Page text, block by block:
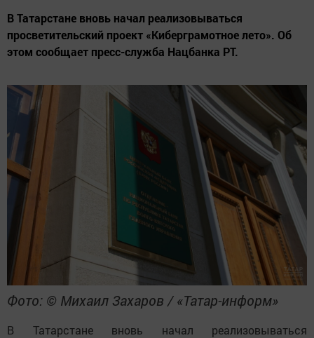
В Татарстане вновь начал реализовываться
просветительский проект «Киберграмотное лето». Об
этом сообщает пресс-служба Нацбанка РТ.
Фото: © Михаил Захаров / «Татар-информ»
В Татарстане вновь начал реализовываться